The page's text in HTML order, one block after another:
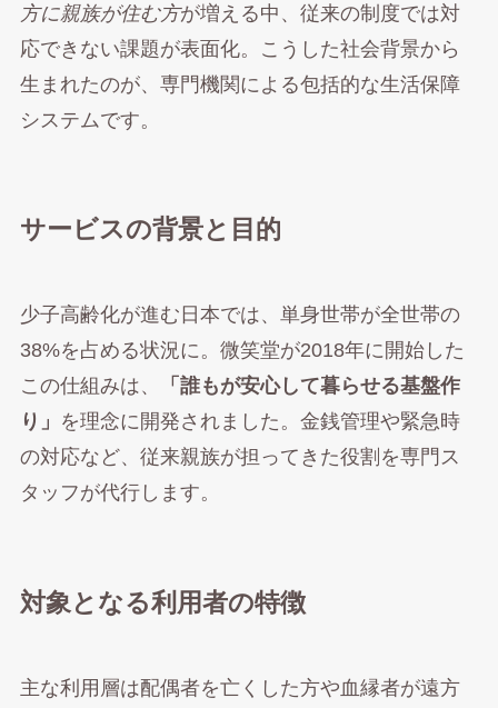
方に親族が住む方が増える中、従来の制度では対
応できない課題が表面化。こうした社会背景から
生まれたのが、専門機関による包括的な生活保障
システムです。
サービスの背景と目的
少子高齢化が進む日本では、単身世帯が全世帯の
38%を占める状況に。微笑堂が2018年に開始した
この仕組みは、
「誰もが安心して暮らせる基盤作
り」 を理念に開発されました。金銭管理や緊急時
の対応など、従来親族が担ってきた役割を専門ス
タッフが代行します。
対象となる利用者の特徴
主な利用層は配偶者を亡くした方や血縁者が遠方